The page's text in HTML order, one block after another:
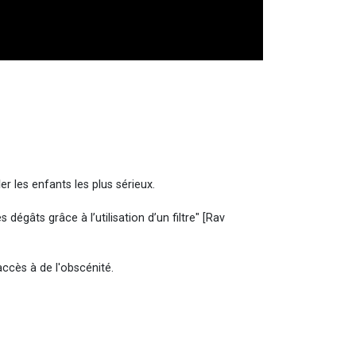
les enfants les plus sérieux.
grâce à l’utilisation d’un filtre" [Rav
à de l'obscénité.